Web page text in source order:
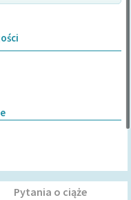
Pytania o ciąże